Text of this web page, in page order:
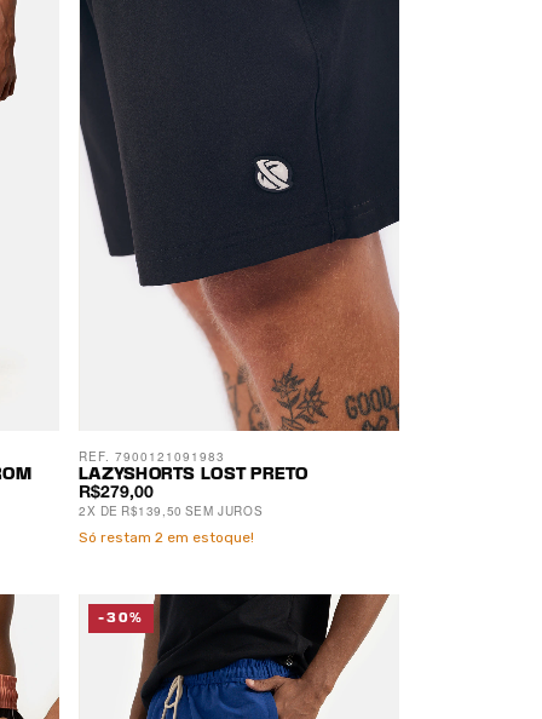
LAZYSHORTS LOST PRETO
R$279,00
2X DE R$139,50 SEM JUROS
REF. 7900121091983
Só restam 2 em estoque!
-30%